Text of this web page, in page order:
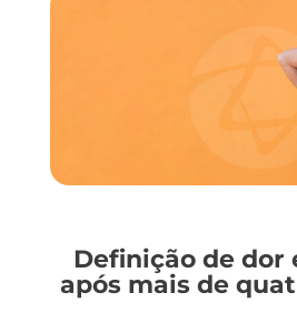
Definição de dor
após mais de